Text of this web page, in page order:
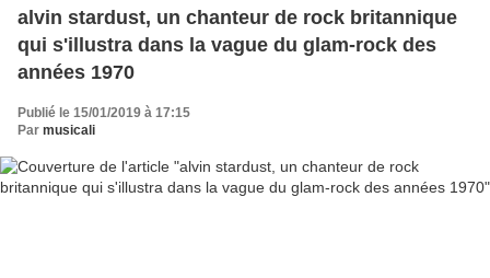
alvin stardust, un chanteur de rock britannique
qui s'illustra dans la vague du glam-rock des
années 1970
Publié le 15/01/2019 à 17:15
Par musicali